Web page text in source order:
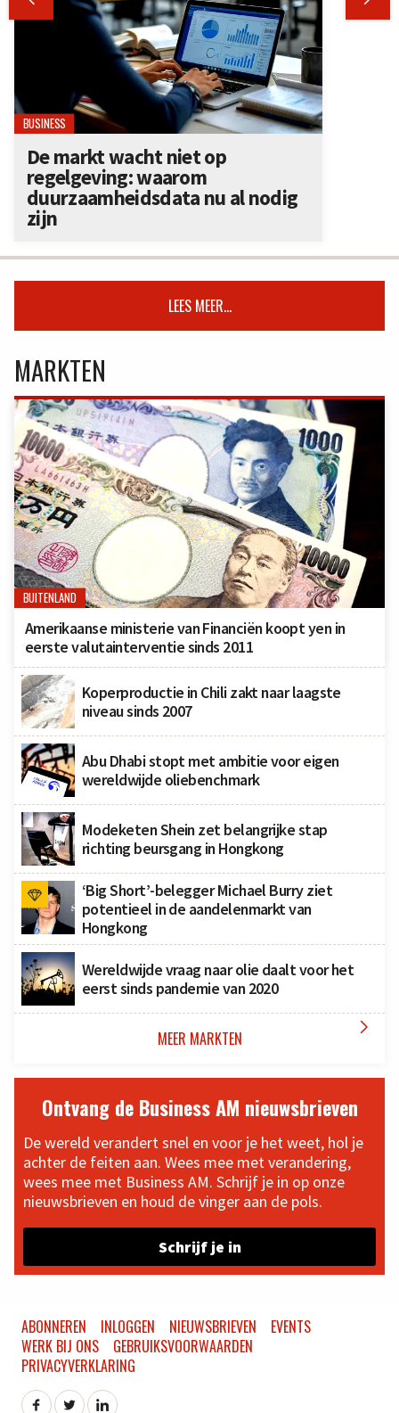
BUSINESS
De markt wacht niet op
regelgeving: waarom
duurzaamheidsdata nu al nodig
zijn
LEES MEER...
MARKTEN
BUITENLAND
Amerikaanse ministerie van Financiën koopt yen in
eerste valutainterventie sinds 2011
Koperproductie in Chili zakt naar laagste
niveau sinds 2007
Abu Dhabi stopt met ambitie voor eigen
wereldwijde oliebenchmark
Modeketen Shein zet belangrijke stap
richting beursgang in Hongkong
‘Big Short’-belegger Michael Burry ziet
potentieel in de aandelenmarkt van
Hongkong
Wereldwijde vraag naar olie daalt voor het
eerst sinds pandemie van 2020
MEER MARKTEN 
Ontvang de Business AM nieuwsbrieven
De wereld verandert snel en voor je het weet, hol je
achter de feiten aan. Wees mee met verandering,
wees mee met Business AM. Schrijf je in op onze
nieuwsbrieven en houd de vinger aan de pols.
Schrijf je in
ABONNEREN INLOGGEN NIEUWSBRIEVEN
EVENTS
WERK BIJ ONS
GEBRUIKSVOORWAARDEN
PRIVACYVERKLARING